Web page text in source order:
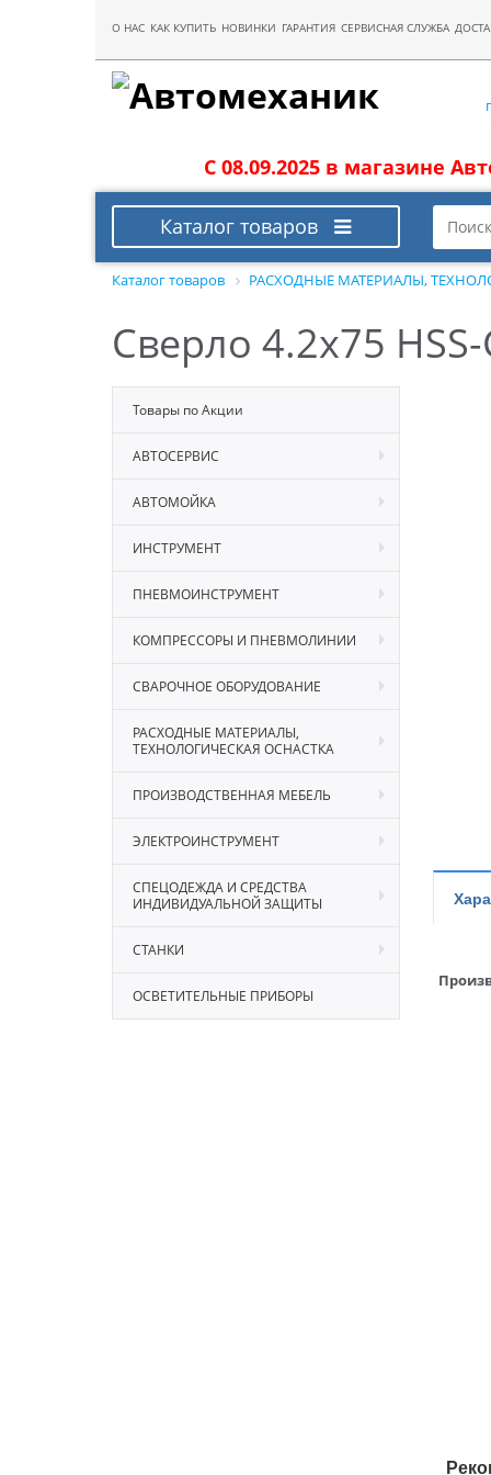
О НАС КАК КУПИТЬ НОВИНКИ ГАРАНТИЯ СЕРВИСНАЯ СЛУЖБА
С 08.09.2025 в магазине
Каталог товаров
Каталог товаров РАСХОДНЫЕ МАТЕРИАЛЫ,
Сверло 4.2х75
Товары по Акции
АВТОСЕРВИС
АВТОМОЙКА
ИНСТРУМЕНТ
ПНЕВМОИНСТРУМЕНТ
КОМПРЕССОРЫ И ПНЕВМОЛИНИИ
СВАРОЧНОЕ ОБОРУДОВАНИЕ
РАСХОДНЫЕ МАТЕРИАЛЫ,
ТЕХНОЛОГИЧЕСКАЯ ОСНАСТКА
ПРОИЗВОДСТВЕННАЯ МЕБЕЛЬ
ЭЛЕКТРОИНСТРУМЕНТ
СПЕЦОДЕЖДА И СРЕДСТВА
ИНДИВИДУАЛЬНОЙ ЗАЩИТЫ
СТАНКИ
ОСВЕТИТЕЛЬНЫЕ ПРИБОРЫ